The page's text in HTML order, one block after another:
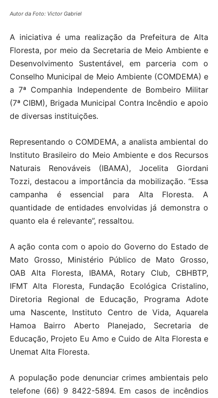
Autor da Foto: Victor Gabriel
A iniciativa é uma realização da Prefeitura de Alta
Floresta, por meio da Secretaria de Meio Ambiente e
Desenvolvimento Sustentável, em parceria com o
Conselho Municipal de Meio Ambiente (COMDEMA) e
a 7ª Companhia Independente de Bombeiro Militar
(7ª CIBM), Brigada Municipal Contra Incêndio e apoio
de diversas instituições.
Representando o COMDEMA, a analista ambiental do
Instituto Brasileiro do Meio Ambiente e dos Recursos
Naturais Renováveis (IBAMA), Jocelita Giordani
Tozzi, destacou a importância da mobilização. “Essa
campanha é essencial para Alta Floresta. A
quantidade de entidades envolvidas já demonstra o
quanto ela é relevante”, ressaltou.
A ação conta com o apoio do Governo do Estado de
Mato Grosso, Ministério Público de Mato Grosso,
OAB Alta Floresta, IBAMA, Rotary Club, CBHBTP,
IFMT Alta Floresta, Fundação Ecológica Cristalino,
Diretoria Regional de Educação, Programa Adote
uma Nascente, Instituto Centro de Vida, Aquarela
Hamoa Bairro Aberto Planejado, Secretaria de
Educação, Projeto Eu Amo e Cuido de Alta Floresta e
Unemat Alta Floresta.
A população pode denunciar crimes ambientais pelo
telefone (66) 9 8422-5894. Em casos de incêndios